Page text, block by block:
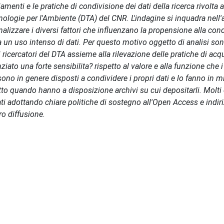
e le pratiche di condivisione dei dati della ricerca rivolta
per l'Ambiente (DTA) del CNR. L'indagine si inquadra
i diversi fattori che influenzano la propensione alla
uso intenso di dati. Per questo motivo oggetto di analisi
del DTA assieme alla rilevazione delle pratiche di
una forte sensibilita? rispetto al valore e alla funzione che
in genere disposti a condividere i propri dati e lo fanno in
quando hanno a disposizione archivi su cui depositarli. Molti
adottando chiare politiche di sostegno all'Open Access e
diffusione.